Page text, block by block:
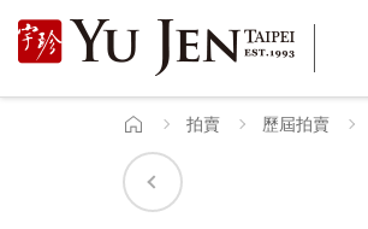
宇
珍
首
頁
拍賣 歷屆拍賣